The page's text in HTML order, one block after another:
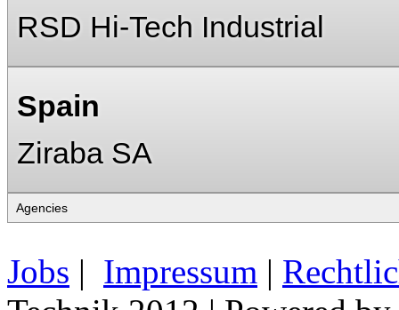
RSD Hi-Tech Industrial
Spain
Ziraba SA
Jobs | Impressum |